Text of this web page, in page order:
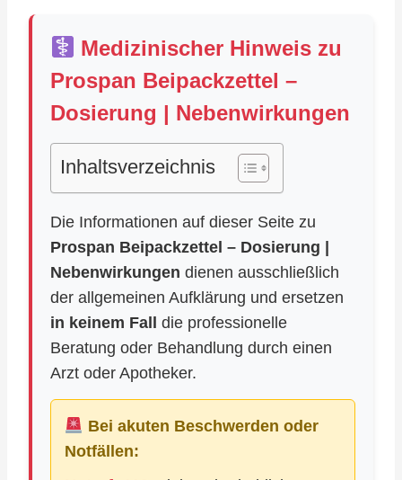
Medizinischer Hinweis zu
Prospan Beipackzettel –
Dosierung | Nebenwirkungen
Inhaltsverzeichnis
Die Informationen auf dieser Seite zu
Prospan Beipackzettel – Dosierung |
Nebenwirkungen dienen ausschließlich
der allgemeinen Aufklärung und ersetzen
in keinem Fall
die professionelle
Beratung oder Behandlung durch einen
Arzt oder Apotheker.
Bei akuten Beschwerden oder
Notfällen: